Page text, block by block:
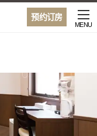
预约订房
MENU